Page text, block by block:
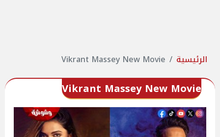
الرئيسية Vikrant Massey New Movie
Vikrant Massey New Movie